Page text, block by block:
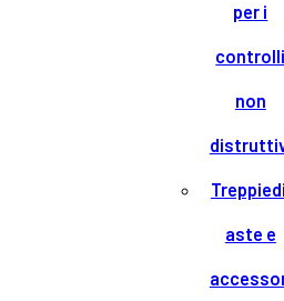
per i
non
aste e